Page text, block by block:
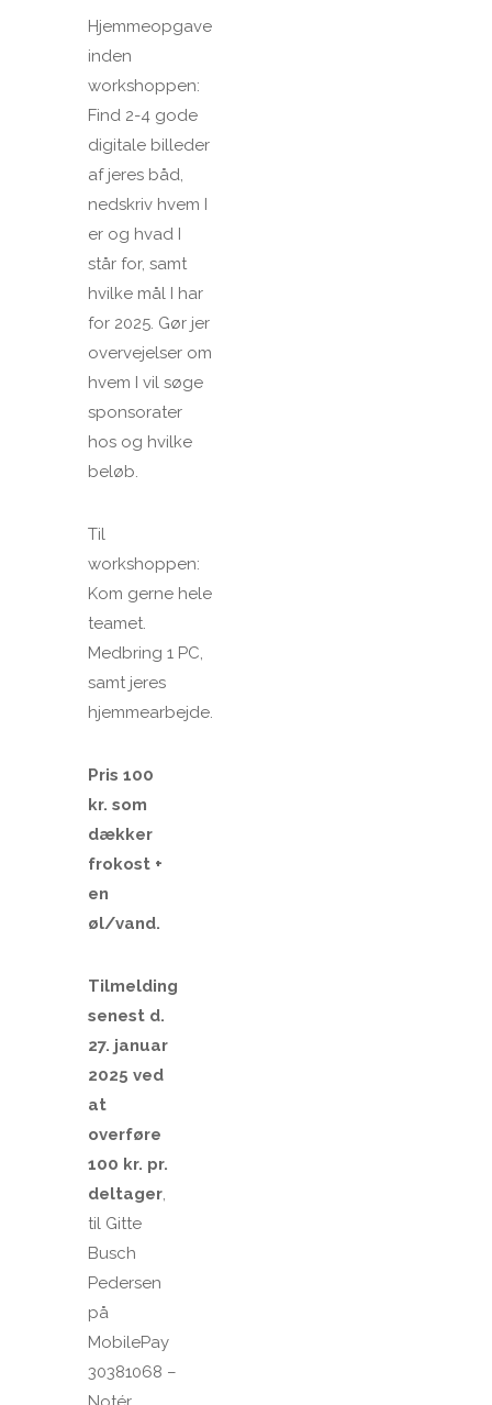
Hjemmeopgave
inden
workshoppen:
Find 2-4 gode
digitale billeder
af jeres båd,
nedskriv hvem I
er og hvad I
står for, samt
hvilke mål I har
for 2025. Gør jer
overvejelser om
hvem I vil søge
sponsorater
hos og hvilke
beløb.
Til
workshoppen:
Kom gerne hele
teamet.
Medbring 1 PC,
samt jeres
hjemmearbejde.
Pris 100
kr. som
dækker
frokost +
en
øl/vand.
Tilmelding
senest d.
27. januar
2025 ved
at
overføre
100 kr. pr.
deltager,
til Gitte
Busch
Pedersen
på
MobilePay
30381068 –